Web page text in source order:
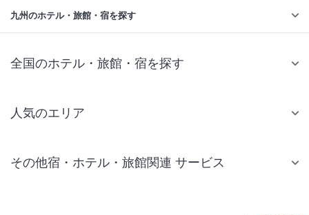
九州のホテル・旅館・宿を探す
全国のホテル・旅館・宿を探す
人気のエリア
仙台 ホテル
その他宿・ホテル・旅館関連 サービス